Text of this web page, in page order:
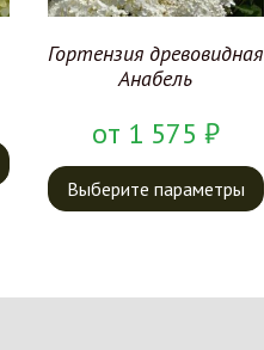
Гортензия древовидная
Анабель
от 1 575 ₽
Выберите параметры